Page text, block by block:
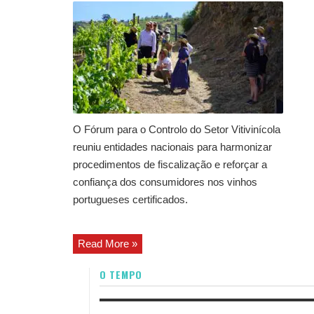
O Fórum para o Controlo do Setor Vitivinícola
reuniu entidades nacionais para harmonizar
procedimentos de fiscalização e reforçar a
confiança dos consumidores nos vinhos
portugueses certificados.
Read More »
O TEMPO